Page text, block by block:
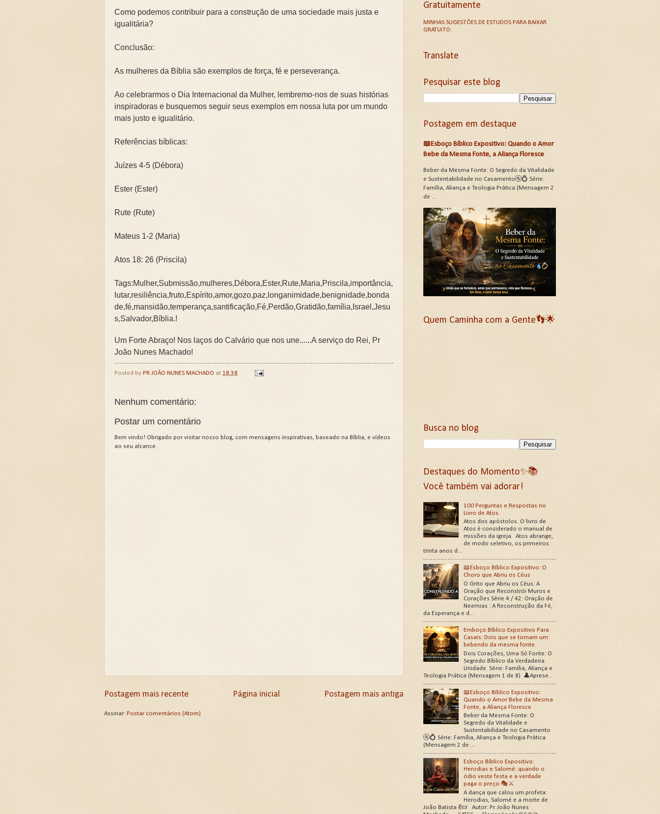
Como podemos contribuir para a construção de uma sociedade mais justa e
igualitária?
Conclusão:
As mulheres da Bíblia são exemplos de força, fé e perseverança.
Ao celebrarmos o Dia Internacional da Mulher, lembremo-nos de suas histórias
inspiradoras e busquemos seguir seus exemplos em nossa luta por um mundo
mais justo e igualitário.
Referências bíblicas:
Juízes 4-5 (Débora)
Ester (Ester)
Rute (Rute)
Mateus 1-2 (Maria)
Atos 18: 26 (Priscila)
Tags:Mulher,Submissão,mulheres,Débora,Ester,Rute,Maria,Priscila,importância,
lutar,resiliência,fruto,Espírito,amor,gozo,paz,longanimidade,benignidade,bonda
de,fé,mansidão,temperança,santificação,Fé,Perdão,Gratidão,família,Israel,Jesu
s,Salvador,Bíblia.!
Um Forte Abraço! Nos laços do Calvário que nos une......A serviço do Rei, Pr
João Nunes Machado!
Posted by PR JOÃO NUNES MACHADO at 18:38
Nenhum comentário:
Postar um comentário
Bem vindo! Obrigado por visitar nosso blog, com mensagens inspirativas, baseado na Bíblia, e vídeos
ao seu alcance.
Postagem mais recente Postagem mais antiga
Página inicial
Assinar: Postar comentários (Atom)
Gratuitamente
MINHAS SUGESTÕES DE ESTUDOS PARA BAIXAR
GRATUITO.
Translate
Pesquisar este blog
Postagem em destaque
📖Esboço Bíblico Expositivo: Quando o Amor
Bebe da Mesma Fonte, a Aliança Floresce
Beber da Mesma Fonte: O Segredo da Vitalidade
e Sustentabilidade no Casamento🚰💍 Série:
Família, Aliança e Teologia Prática (Mensagem 2
de ...
Quem Caminha com a Gente👣🌟
Busca no blog
Destaques do Momento✨📚
Você também vai adorar!
100 Perguntas e Respostas no
Livro de Atos.
Atos dos apóstolos. O livro de
Atos é considerado o manual de
missões da igreja. Atos abrange,
de modo seletivo, os primeiros
trinta anos d...
📖Esboço Bíblico Expositivo: O
Choro que Abriu os Céus
O Grito que Abriu os Céus: A
Oração que Reconstrói Muros e
Corações Série 4 / 42: Oração de
Neemias : A Reconstrução da Fé,
da Esperança e d...
Emboço Bíblico Expositivo Para
Casais: Dois que se tornam um:
bebendo da mesma fonte.
Dois Corações, Uma Só Fonte: O
Segredo Bíblico da Verdadeira
Unidade. Série: Família, Aliança e
Teologia Prática (Mensagem 1 de 8) 👤Aprese...
📖Esboço Bíblico Expositivo:
Quando o Amor Bebe da Mesma
Fonte, a Aliança Floresce
Beber da Mesma Fonte: O
Segredo da Vitalidade e
Sustentabilidade no Casamento
🚰💍 Série: Família, Aliança e Teologia Prática
(Mensagem 2 de ...
Esboço Bíblico Expositivo:
Herodias e Salomé: quando o
ódio veste festa e a verdade
paga o preço 🎭⚔️
A dança que calou um profeta:
Herodias, Salomé e a morte de
João Batista 💃📜 Autor: Pr. João Nunes